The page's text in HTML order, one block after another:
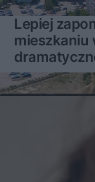
Lepiej
mieszkaniu